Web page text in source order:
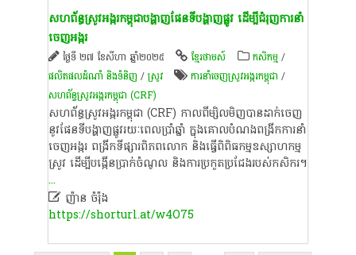
សហព័ន្ធស្រូវអង្ករកម្ពុជាបង្ហាញផែនទីបង្ហាញផ្លូវ ដើម្បីជំរុញការនាំ
ចេញអង្ករ
ថ្ងៃទី ២៧ ខែសីហា ឆ្នាំ២០២៥ ខ្មែរថាមស៍ កសិកម្ម/
ផលិតផលដំណាំ និងទំនិញ /​ស្រូវ​ ការនាំចេញស្រូវអង្ករកម្ពុជា /
សហព័ន្ធស្រូវអង្ករកម្ពុជា (CRF)
សហព័ន្ធស្រូវអង្ករកម្ពុជា (CRF) កាលពីម្សិលមិញបានដាក់ចេញ
នូវផែនទីបង្ហាញផ្លូវរយៈពេលប្រាំឆ្នាំ ក្នុងគោលបំណងពង្រីកការនាំ
ចេញអង្ករ ពង្រីកទីផ្សារពិភពលោក និងធ្វើពិពិធកម្មឧស្សាហកម្ម
ស្រូវ ដើម្បីបង្កើនប្រាក់ចំណូល និងការប្រកួតប្រជែងរបស់កសិករ។
...
ញ៉ា​ន​ ​ចំ​រ៉ុ​ង
https://shorturl.at/w4O75